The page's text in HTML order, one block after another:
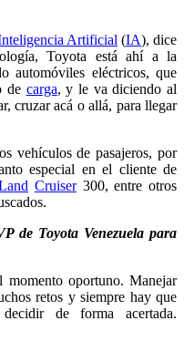
Artificial (IA), dice
Toyota está ahí a la
automóviles eléctricos, que
de carga, y le va diciendo al
cruzar acá o allá, para llegar
vehículos de pasajeros, por
especial en el cliente de
Cruiser300, entre otros
de Toyota Venezuela para
momento oportuno. Manejar
retos y siempre hay que
de forma acertada.